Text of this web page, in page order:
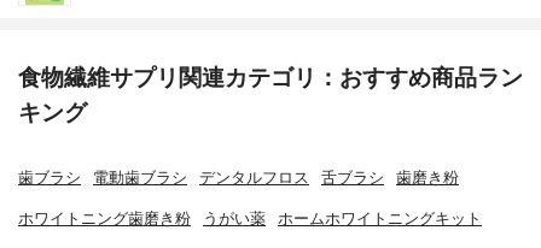
食物繊維サプリ関連カテゴリ：おすすめ商品ラン
キング
歯ブラシ 電動歯ブラシ デンタルフロス 舌ブラシ 歯磨き粉
ホワイトニング歯磨き粉 うがい薬 ホームホワイトニングキット